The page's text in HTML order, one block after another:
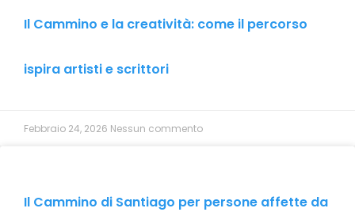
Il Cammino e la creatività: come il percorso
ispira artisti e scrittori
Febbraio 24, 2026 Nessun commento
Il Cammino di Santiago per persone affette da